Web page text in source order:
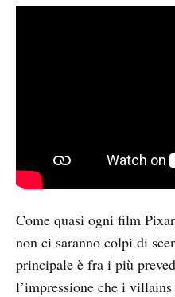
Come quasi ogni film
non ci saranno colpi di
principale è fra i più
l’impressione che i villains